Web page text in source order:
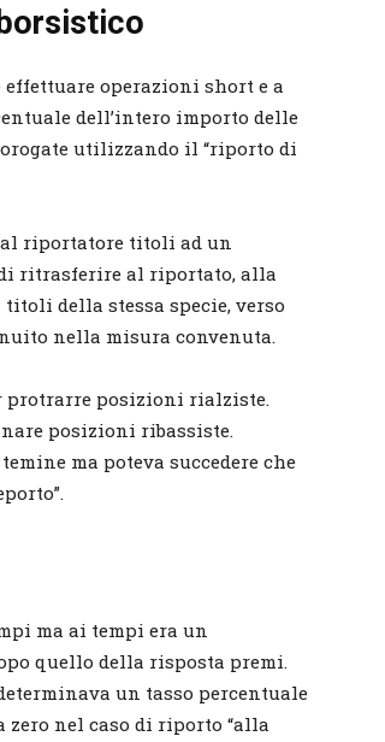
operazioni short e a
dell’intero importo delle
utilizzando il “riporto di
riportatore titoli ad un
di ritrasferire al riportato, alla
della stessa specie, verso
nella misura convenuta.
posizioni rialziste.
posizioni ribassiste.
ma poteva succedere che
ma ai tempi era un
quello della risposta premi.
un tasso percentuale
nel caso di riporto “alla